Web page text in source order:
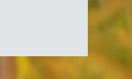
Symbole